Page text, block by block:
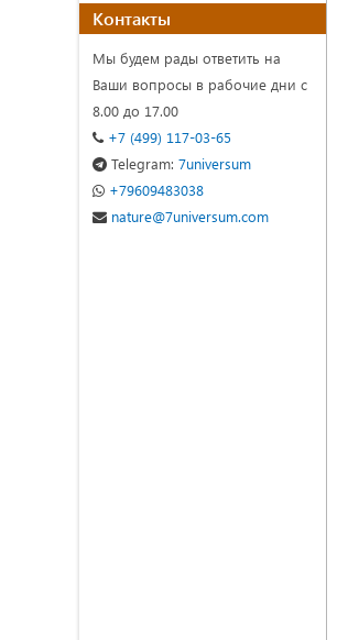
Контакты
Мы будем рады ответить на
Ваши вопросы в рабочие дни с
8.00 до 17.00
+7 (499) 117-03-65
Telegram: 7universum
+79609483038
nature@7universum.com